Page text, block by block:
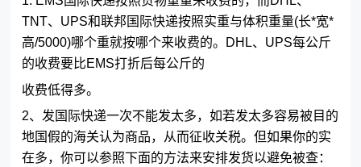
TNT、UPS和联邦国际快递按照实重与体积重量(长*宽*
高/5000)哪个重就按哪个来收费的。DHL、UPS每公斤
的收费要比EMS打折后每公斤的
收费低得多。
2、发国际快递一次不能发太多，如若发太多容易被目的
地国假的海关认为商品，从而征收关税。但如果你的实
在多，你可以参照下面的方法来安排发货以避免被查：